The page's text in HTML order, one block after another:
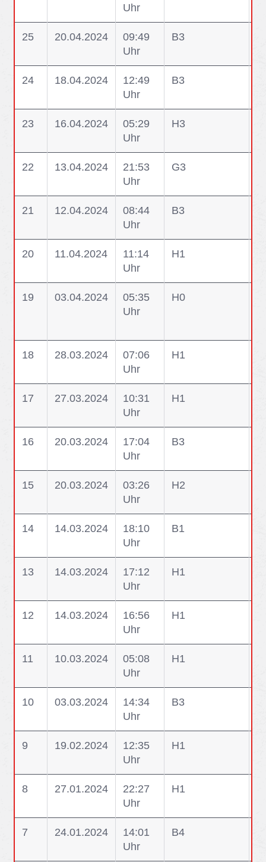
Uhr
25 20.04.2024
09:49
Uhr
B3
24 18.04.2024
12:49
Uhr
B3
23 16.04.2024
05:29
Uhr
H3
22 13.04.2024
21:53
Uhr
G3
21 12.04.2024
08:44
Uhr
B3
20 11.04.2024
11:14
Uhr
H1
19 03.04.2024
05:35
Uhr
H0
18 28.03.2024
07:06
Uhr
H1
17 27.03.2024
10:31
Uhr
H1
16 20.03.2024
17:04
Uhr
B3
15 20.03.2024
03:26
Uhr
H2
14 14.03.2024
18:10
Uhr
B1
13 14.03.2024
17:12
Uhr
H1
12 14.03.2024
16:56
Uhr
H1
11 10.03.2024
05:08
Uhr
H1
10 03.03.2024
14:34
Uhr
B3
9 19.02.2024
12:35
Uhr
H1
8 27.01.2024
22:27
Uhr
H1
7 24.01.2024
14:01
Uhr
B4